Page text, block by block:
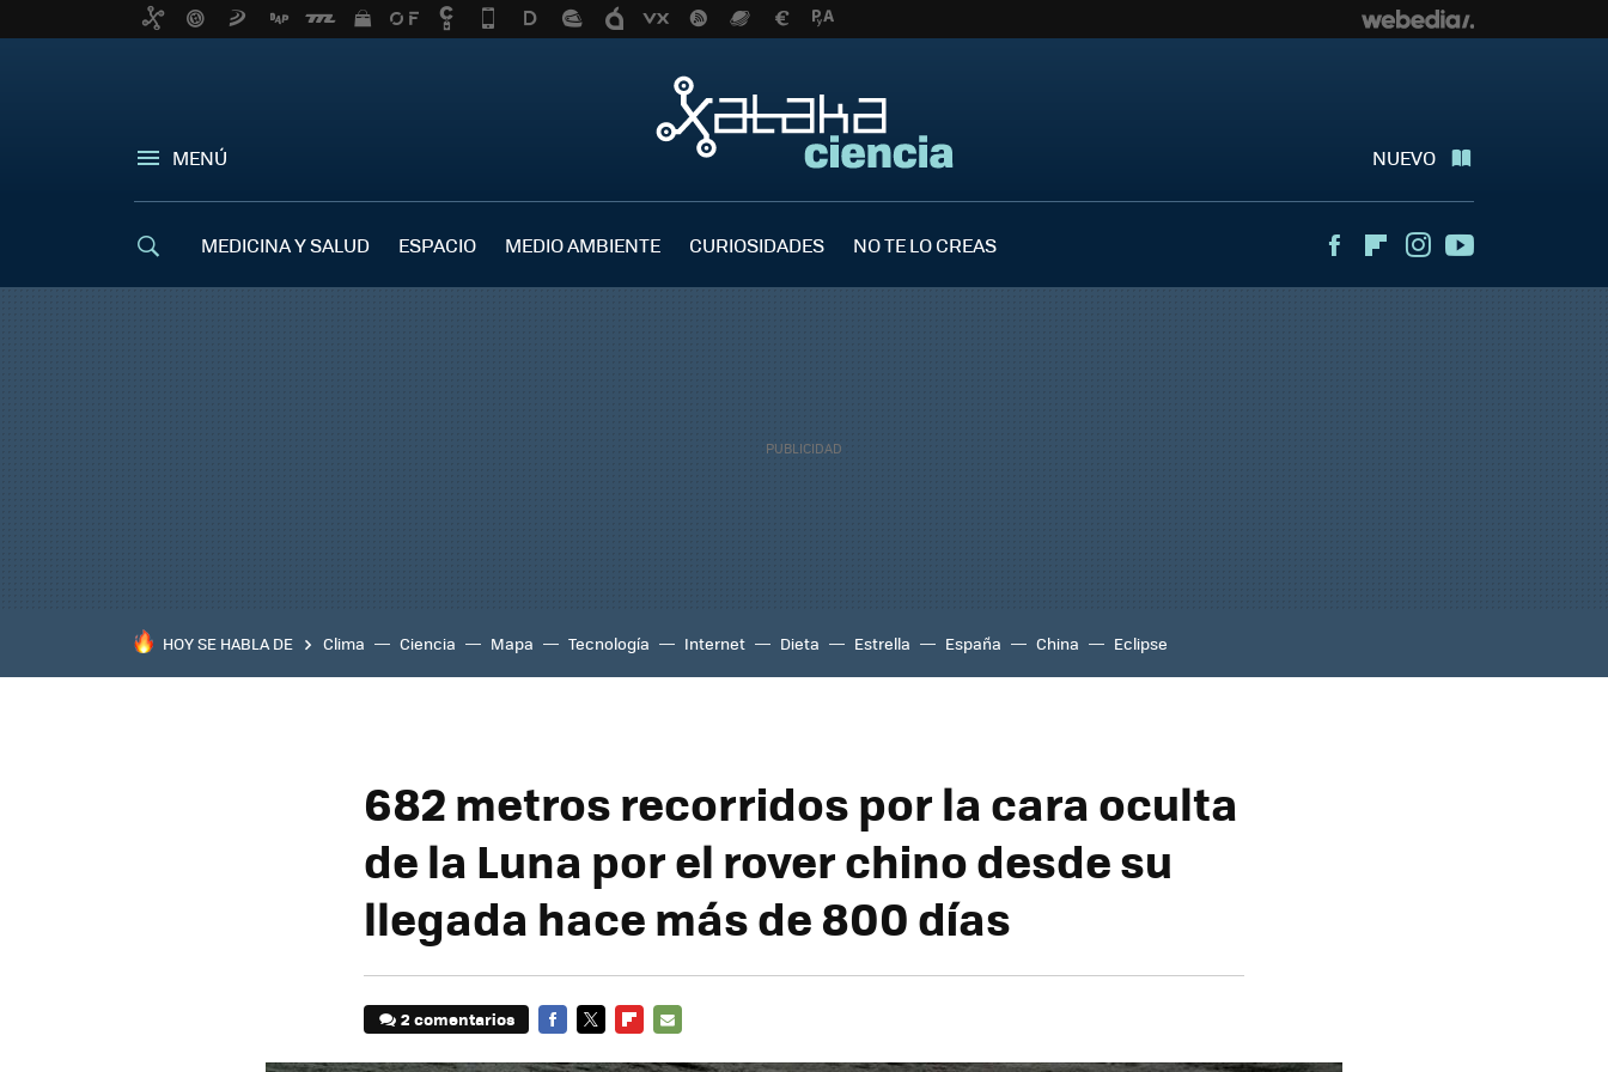
MENÚ NUEVO
MEDICINA Y SALUD ESPACIO MEDIO AMBIENTE CURIOSIDADES NO TE LO CREAS FacebookFlipboardInstagram
HOY SE HABLA DE Clima Ciencia Mapa Tecnología Internet Dieta Estrella España China Eclipse
682 metros recorridos por la cara oculta
de la Luna por el rover chino desde su
llegada hace más de 800 días
2 comentarios